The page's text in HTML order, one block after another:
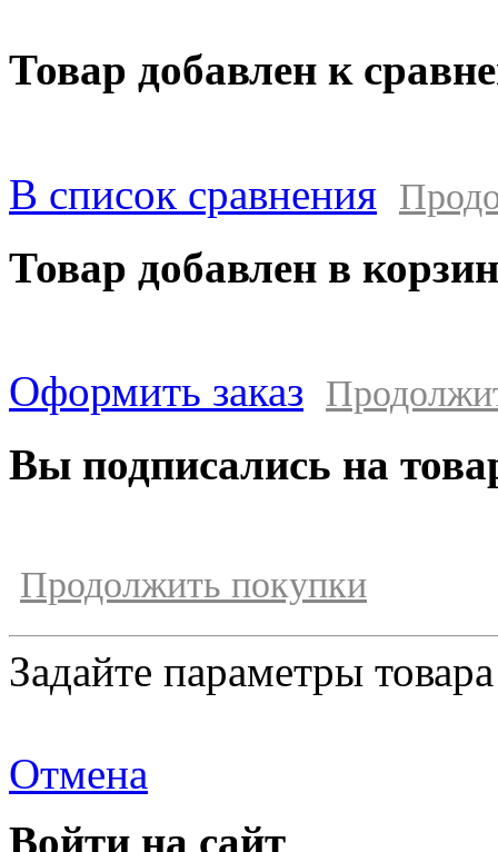
Товар добавлен к
В список сравнения
Товар добавлен в
Оформить заказ
Вы подписались на
Продолжить покупки
Задайте параметры товара
Отмена
Войти на сайт